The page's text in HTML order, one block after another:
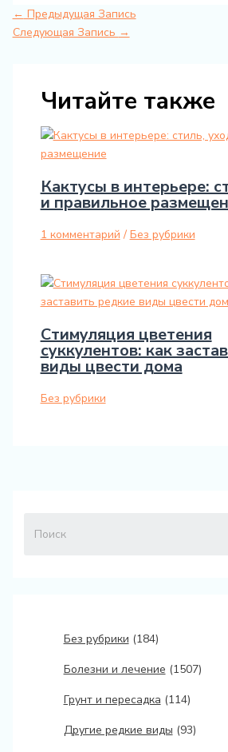
← Предыдущая Запись
Следующая Запись →
Читайте также
Кактусы в интерьере:
и правильное
1 комментарий / Без рубрики
Стимуляция цветения
суккулентов: как
виды цвести дома
Без рубрики
Без рубрики (184)
Болезни и лечение (1507)
Грунт и пересадка (114)
Другие редкие виды (93)